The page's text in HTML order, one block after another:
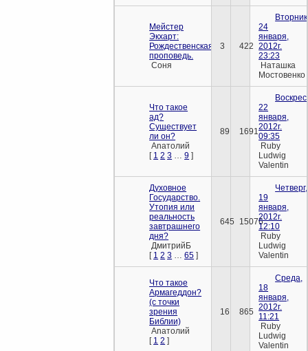
Мейстер
Экхарт:
Рождественская
проповедь.
Соня
3 422
24
января,
2012г.
23:23
Наташка
Мостовенко
Что такое
ад?
Существует
ли он?
Anaтолий
[ 1 2 3 9 ]
89 1691
22
января,
2012г.
09:35
Ruby
Ludwig
Valentin
Духовное
Государство.
Утопия или
реальность
завтрашнего
дня?
ДмитрийБ
[ 1 2 3 65 ]
645 15076
Четверг,
19
января,
2012г.
12:10
Ruby
Ludwig
Valentin
Что такое
Армагеддон?
(с точки
зрения
Библии)
Anaтолий
[ 1 2 ]
16 865
Среда,
18
января,
2012г.
11:21
Ruby
Ludwig
Valentin